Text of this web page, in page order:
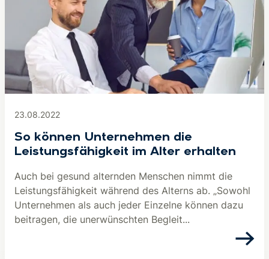
23.08.2022
So können Unternehmen die
Leistungsfähigkeit im Alter erhalten
Auch bei gesund alternden Menschen nimmt die
Leistungsfähigkeit während des Alterns ab. „Sowohl
Unternehmen als auch jeder Einzelne können dazu
beitragen, die unerwünschten Begleit...